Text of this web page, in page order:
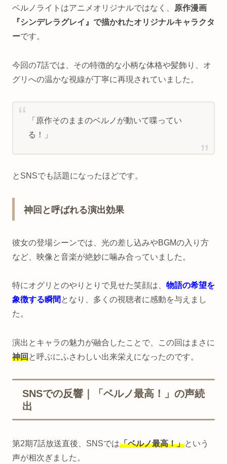
ベルノライトはアニメオリジナルではなく、
原作漫画
『シンデレラグレイ』で描かれたオリジナルキャラクタ
ーです。
今回の7話では、その特徴的な小柄な体格や髪飾り、オ
グリへの温かな視線が丁寧に再現されていました。
「原作そのままのベルノが動いて喋ってい
る！」
とSNSでも話題になったほどです。
神回と呼ばれる演出効果
彼女の登場シーンでは、光の差し込みやBGMの入り方
など、映像と音楽が絶妙に噛み合っていました。
特にオグリとのやりとりで見せた笑顔は、 物語の希望を
象徴する瞬間 となり、多くの視聴者に感動を与えまし
た。
演出とキャラの魅力が融合したことで、この回はまさに
神回と呼ぶにふさわしい出来栄えになったのです。
SNSでの反響｜「ベルノ最高！」の声続
出
第2期7話放送直後、SNSでは「ベルノ最高！」という
声が相次ぎました。